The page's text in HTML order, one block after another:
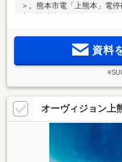
＞。熊本市電「上熊本」電
に揃う、利便性の「上熊本
資料
オーヴィジョン